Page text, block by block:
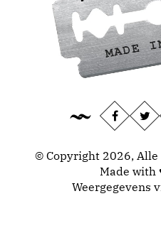
© Copyright 2026,
Made with
Weergegevens